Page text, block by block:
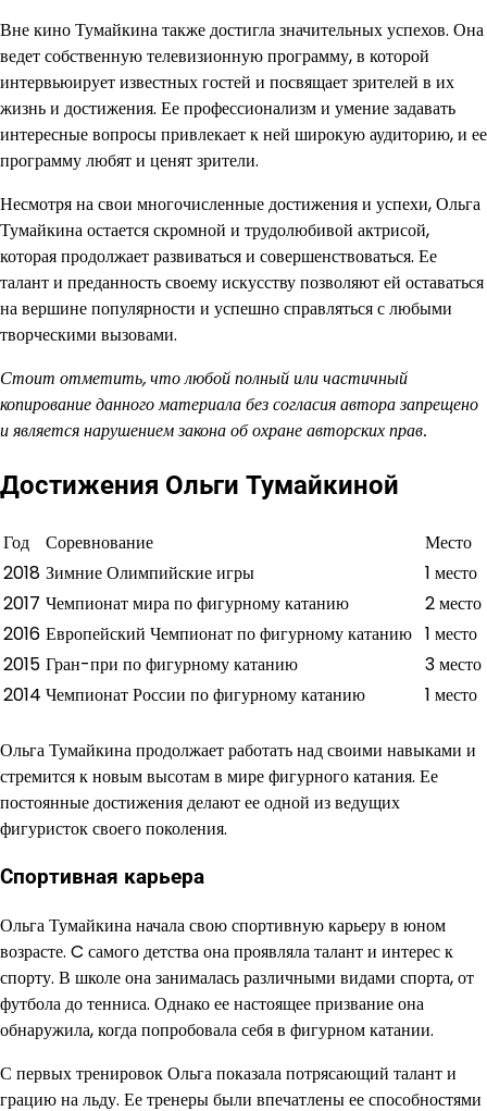
Вне кино Тумайкина также достигла значительных успехов. Она
ведет собственную телевизионную программу, в которой
интервьюирует известных гостей и посвящает зрителей в их
жизнь и достижения. Ее профессионализм и умение задавать
интересные вопросы привлекает к ней широкую аудиторию, и ее
программу любят и ценят зрители.
Несмотря на свои многочисленные достижения и успехи, Ольга
Тумайкина остается скромной и трудолюбивой актрисой,
которая продолжает развиваться и совершенствоваться. Ее
талант и преданность своему искусству позволяют ей оставаться
на вершине популярности и успешно справляться с любыми
творческими вызовами.
Стоит отметить, что любой полный или частичный
копирование данного материала без согласия автора запрещено
и является нарушением закона об охране авторских прав.
Достижения Ольги Тумайкиной
Год Соревнование
Место
2018 Зимние Олимпийские игры
1 место
2017 Чемпионат мира по фигурному катанию
2 место
2016 Европейский Чемпионат по фигурному катанию 1 место
2015 Гран-при по фигурному катанию
3 место
2014 Чемпионат России по фигурному катанию 1 место
Ольга Тумайкина продолжает работать над своими навыками и
стремится к новым высотам в мире фигурного катания. Ее
постоянные достижения делают ее одной из ведущих
фигуристок своего поколения.
Спортивная карьера
Ольга Тумайкина начала свою спортивную карьеру в юном
возрасте. C самого детства она проявляла талант и интерес к
спорту. В школе она занималась различными видами спорта, от
футбола до тенниса. Однако ее настоящее призвание она
обнаружила, когда попробовала себя в фигурном катании.
С первых тренировок Ольга показала потрясающий талант и
грацию на льду. Ее тренеры были впечатлены ее способностями